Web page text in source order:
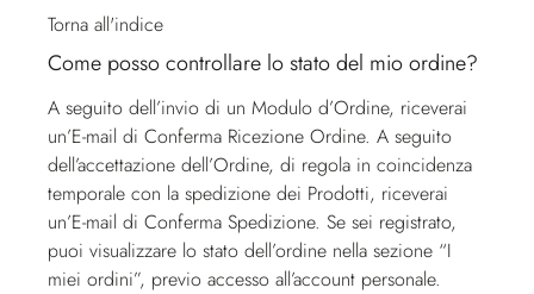
Torna all'indice
Come posso controllare lo stato del mio ordine?
A seguito dell’invio di un Modulo d’Ordine, riceverai
un’E-mail di Conferma Ricezione Ordine. A seguito
dell’accettazione dell’Ordine, di regola in coincidenza
temporale con la spedizione dei Prodotti, riceverai
un’E-mail di Conferma Spedizione. Se sei registrato,
puoi visualizzare lo stato dell’ordine nella sezione “I
miei ordini”, previo accesso all’account personale.